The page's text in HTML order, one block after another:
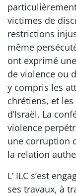
victimes de
restrictions
même
ont exprimé
de violence ou
y compris les
chrétiens, et
d’Israël. La
violence
une corruption
la relation
L’ ILC s’est
ses travaux, à